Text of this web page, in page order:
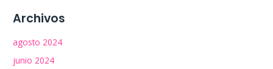
Archivos
agosto 2024
junio 2024